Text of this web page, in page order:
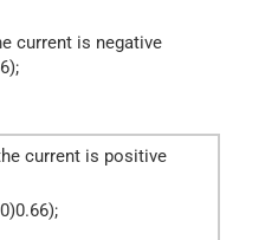
current is negative
current is positive